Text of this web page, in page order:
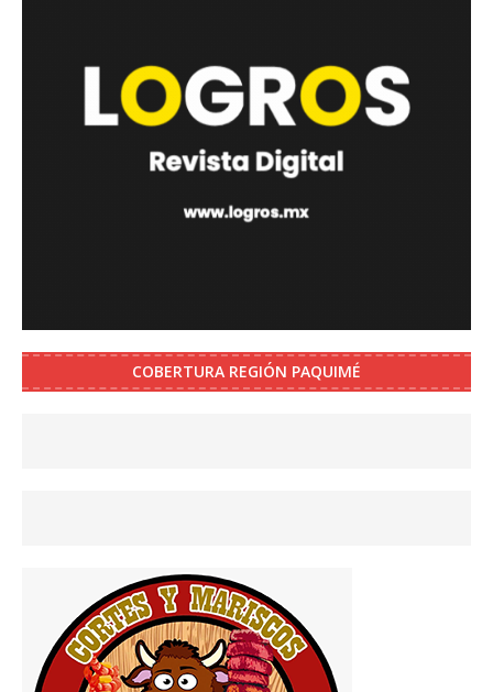
COBERTURA REGIÓN PAQUIMÉ